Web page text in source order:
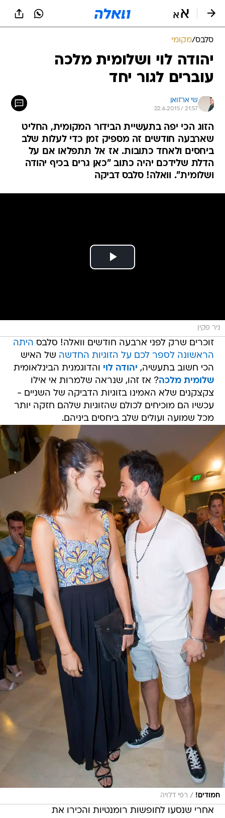
סלבס/מקומי
יהודה לוי ושלומית מלכה
עוברים לגור יחד
שי ארזואן
22.6.2015 / 21:57
הזוג הכי יפה בתעשיית הבידור המקומית, החליט
שארבעה חודשים זה מספיק זמן כדי לעלות שלב
ביחסים ולאחד כתובות. אז אל תתפלאו אם על
הדלת שלידכם יהיה כתוב "כאן גרים בכיף יהודה
ושלומית". וואלה! סלבס דביקה
ניר פקין
זוכרים שרק לפני ארבעה חודשים וואלה! סלבס היתה
הראשונה לספר לכם על הזוגיות החדשה של האיש
הכי חשוב בתעשיה, יהודה לוי והדוגמנית הבינלאומית
שלומית מלכה? אז זהו, שנראה שלמרות אי אילו
צקצקנים שלא האמינו בזוגיות הדביקה של השניים -
עכשיו הם מוכיחים לכולם שהזוגיות שלהם חזקה יותר
מכל שמועה ועולים שלב ביחסים ביניהם.
חמודים! / רפי דלויה
אחרי שנסעו לחופשות רומנטיות והכירו את